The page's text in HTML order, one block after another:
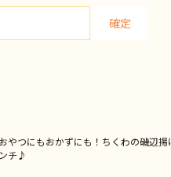
やつにもおかずにも！ちくわの磯辺揚
チ♪